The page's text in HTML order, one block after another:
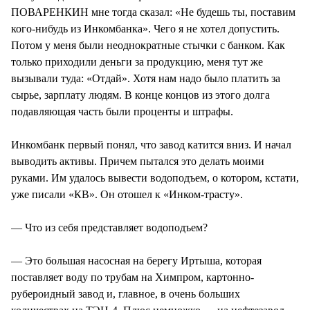
ПОВАРЕНКИН мне тогда сказал: «Не будешь ты, поставим
кого-нибудь из Инкомбанка». Чего я не хотел допустить.
Потом у меня были неоднократные стычки с банком. Как
только приходили деньги за продукцию, меня тут же
вызывали туда: «Отдай». Хотя нам надо было платить за
сырье, зарплату людям. В конце концов из этого долга
подавляющая часть были проценты и штрафы.
Инкомбанк первый понял, что завод катится вниз. И начал
выводить активы. Причем пытался это делать моими
руками. Им удалось вывести водоподъем, о котором, кстати,
уже писали «КВ». Он отошел к «Инком-трасту».
— Что из себя представляет водоподъем?
— Это большая насосная на берегу Иртыша, которая
поставляет воду по трубам на Химпром, картонно-
рубероидный завод и, главное, в очень больших